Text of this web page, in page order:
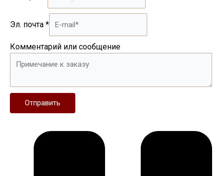
Эл. почта *
Комментарий или сообщение
Отправить